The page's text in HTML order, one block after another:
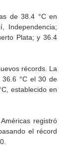
de 38.4 °C en
Independencia;
Plata; y 36.4
récords. La
36.6 °C el 30 de
establecido en
registró
el récord